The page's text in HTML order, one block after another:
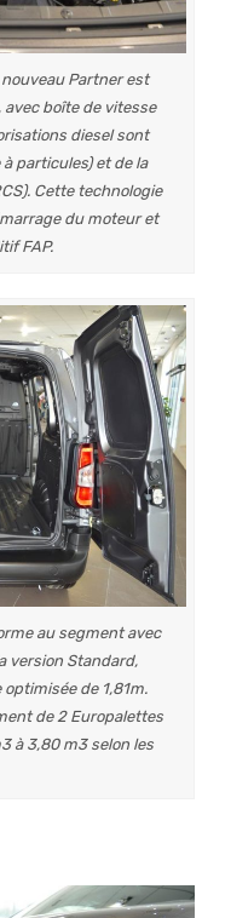
Partner est
avec boîte de vitesse
diesel sont
particules) et de la
Cette technologie
du moteur et
FAP.
au segment avec
version Standard,
de 1,81m.
de 2 Europalettes
à 3,80 m3 selon les